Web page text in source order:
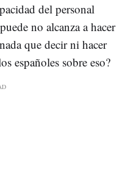
del personal
no alcanza a hacer
que decir ni hacer
españoles sobre eso?